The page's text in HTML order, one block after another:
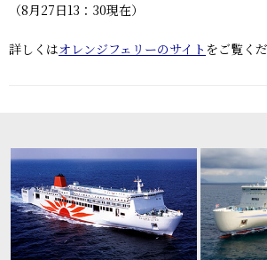
（8月27日13：30現在）
詳しくはオレンジフェリーのサイト をご覧く